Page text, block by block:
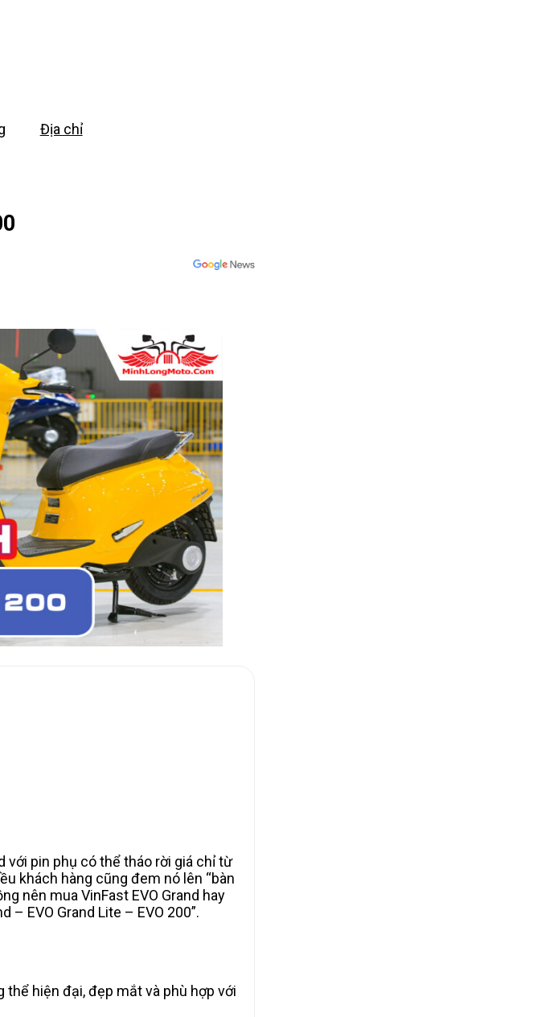
Địa chỉ
với pin phụ có thể tháo rời giá chỉ từ
khách hàng cũng đem nó lên “bàn
nên mua VinFast EVO Grand hay
– EVO Grand Lite – EVO 200”.
hiện đại, đẹp mắt và phù hợp với